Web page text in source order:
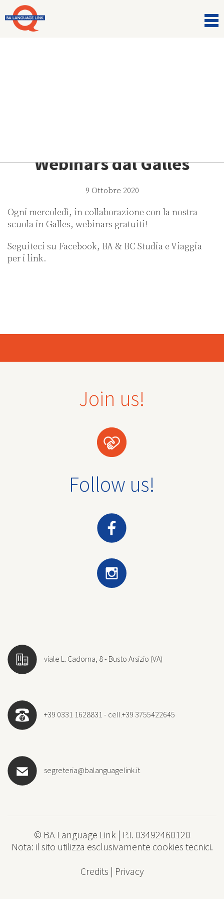
Webinars dal Galles
9 Ottobre 2020
Ogni mercoledì, in collaborazione con la nostra
scuola in Galles, webinars gratuiti!
Seguiteci su Facebook, BA & BC Studia e Viaggia
per i link.
Join us!
Follow us!
viale L. Cadorna, 8 - Busto Arsizio (VA)
+39 0331 1628831 - cell.+39 3755422645
segreteria@balanguagelink.it
© BA Language Link | P.I. 03492460120
Nota: il sito utilizza esclusivamente cookies tecnici.
Credits | Privacy